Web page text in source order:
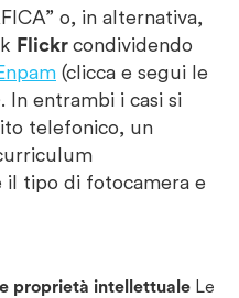
o, in alternativa,
Flickrcondividendo
(clicca e segui le
In entrambi i casi si
telefonico, un
il tipo di fotocamera e
proprietà intellettuale Le